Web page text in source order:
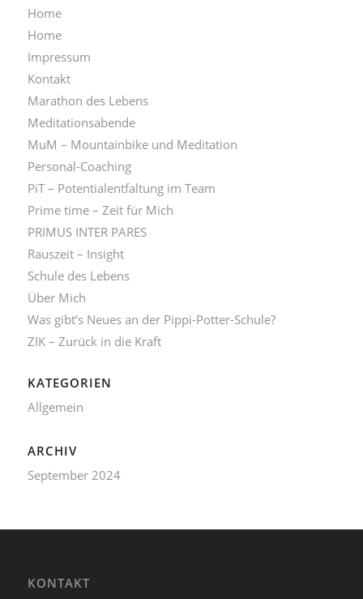
Home
Home
Impressum
Kontakt
Marathon des Lebens
Meditationsabende
MuM – Mountainbike und Meditation
Personal-Coaching
PiT – Potentialentfaltung im Team
Prime time – Zeit für Mich
PRIMUS INTER PARES
Rauszeit – Insight
Schule des Lebens
Über Mich
Was gibt’s Neues an der Pippi-Potter-Schule?
ZIK – Zurück in die Kraft
KATEGORIEN
Allgemein
ARCHIV
September 2024
KONTAKT